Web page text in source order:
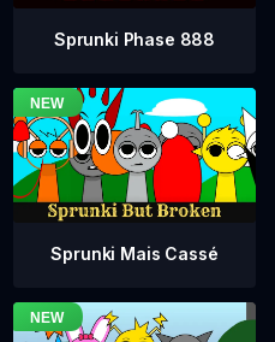
Sprunki Phase 888
Sprunki Mais Cassé